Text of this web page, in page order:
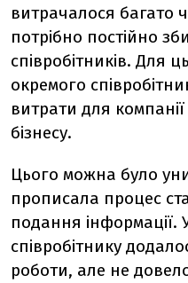
витрачалося багато
потрібно постійно
співробітників. Для
окремого
витрати для
бізнесу.
Цього можна було
прописала процес
подання інформації.
співробітнику
роботи, але не